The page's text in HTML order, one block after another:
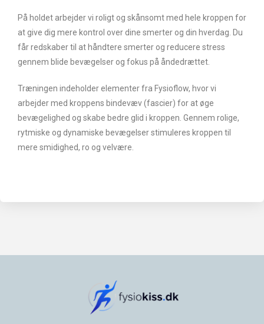
På holdet arbejder vi roligt og skånsomt med hele kroppen for
at give dig mere kontrol over dine smerter og din hverdag. Du
får redskaber til at håndtere smerter og reducere stress
gennem blide bevægelser og fokus på åndedrættet.
Træningen indeholder elementer fra Fysioflow, hvor vi
arbejder med kroppens bindevæv (fascier) for at øge
bevægelighed og skabe bedre glid i kroppen. Gennem rolige,
rytmiske og dynamiske bevægelser stimuleres kroppen til
mere smidighed, ro og velvære.